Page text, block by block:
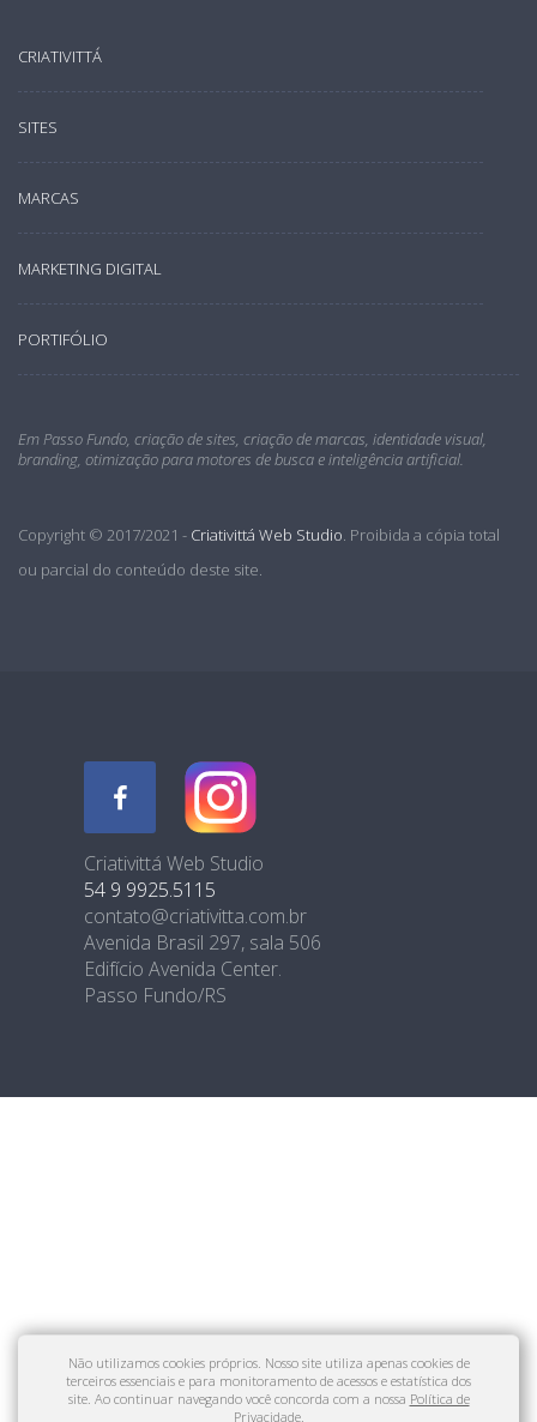
CRIATIVITTÁ
SITES
MARCAS
MARKETING DIGITAL
PORTIFÓLIO
Em Passo Fundo, criação de sites, criação de marcas, identidade visual,
branding, otimização para motores de busca e inteligência artificial.
Copyright © 2017/2021 - Criativittá Web Studio. Proibida a cópia total
ou parcial do conteúdo deste site.
Criativittá Web Studio
54 9 9925.5115
contato@criativitta.com.br
Avenida Brasil 297, sala 506
Edifício Avenida Center.
Passo Fundo/RS
Não utilizamos cookies próprios. Nosso site utiliza apenas cookies de
terceiros essenciais e para monitoramento de acessos e estatística dos
site. Ao continuar navegando você concorda com a nossa Política de
Privacidade.